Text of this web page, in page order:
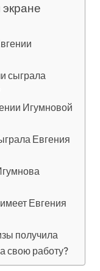
сыграла
Игумновой
Евгения
Евгения
получила
свою работу?